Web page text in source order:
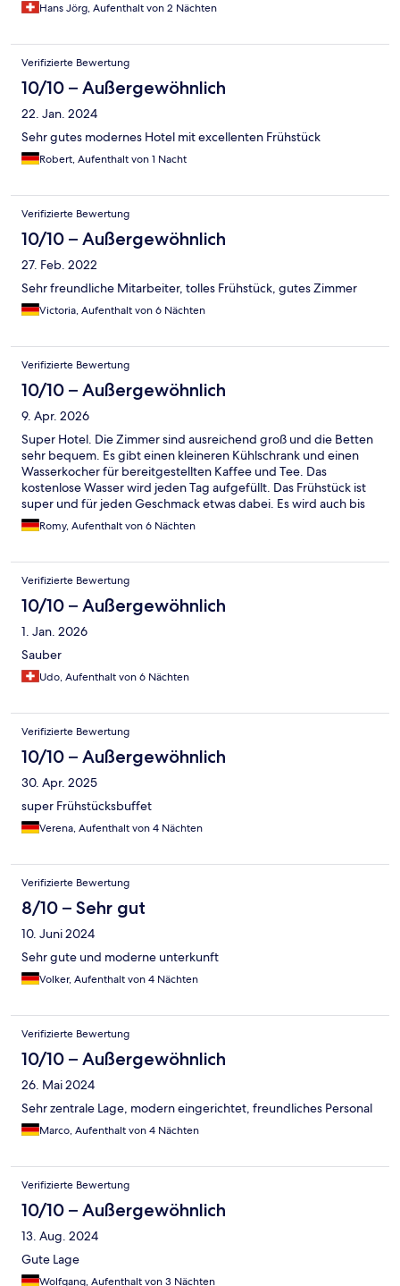
Hans Jörg, Aufenthalt von 2 Nächten
Verifizierte Bewertung
10/10 – Außergewöhnlich
22. Jan. 2024
Sehr gutes modernes Hotel mit excellenten Frühstück
Robert, Aufenthalt von 1 Nacht
Verifizierte Bewertung
10/10 – Außergewöhnlich
27. Feb. 2022
Sehr freundliche Mitarbeiter, tolles Frühstück, gutes Zimmer
Victoria, Aufenthalt von 6 Nächten
Verifizierte Bewertung
10/10 – Außergewöhnlich
9. Apr. 2026
Super Hotel. Die Zimmer sind ausreichend groß und die Betten
sehr bequem. Es gibt einen kleineren Kühlschrank und einen
Wasserkocher für bereitgestellten Kaffee und Tee. Das
kostenlose Wasser wird jeden Tag aufgefüllt. Das Frühstück ist
super und für jeden Geschmack etwas dabei. Es wird auch bis
zum Schluss immer wieder aufgefüllt. Die Dachterrasse mit dem
Pool ist mega. Es gibt ausreichend Sitzgelegenheiten. Auch
super freundlich und sehr hilfsbereit. Öffis sind in unmittelbarer
Nähe und auch zu Fuß ist es nicht weit in die Stadt. Wir haben
uns rundum wohlgefühlt und würden es auf jeden Fall weiter
empfehlen.
Romy, Aufenthalt von 6 Nächten
Verifizierte Bewertung
10/10 – Außergewöhnlich
1. Jan. 2026
Sauber
Udo, Aufenthalt von 6 Nächten
Verifizierte Bewertung
10/10 – Außergewöhnlich
30. Apr. 2025
super Frühstücksbuffet
Verena, Aufenthalt von 4 Nächten
Verifizierte Bewertung
8/10 – Sehr gut
10. Juni 2024
Sehr gute und moderne unterkunft
Volker, Aufenthalt von 4 Nächten
Verifizierte Bewertung
10/10 – Außergewöhnlich
26. Mai 2024
Sehr zentrale Lage, modern eingerichtet, freundliches Personal
Marco, Aufenthalt von 4 Nächten
Verifizierte Bewertung
10/10 – Außergewöhnlich
13. Aug. 2024
Gute Lage
Wolfgang, Aufenthalt von 3 Nächten